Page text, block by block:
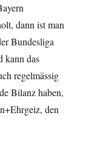
dann ist man
Bundesliga
kann das
regelmässig
Bilanz haben,
den